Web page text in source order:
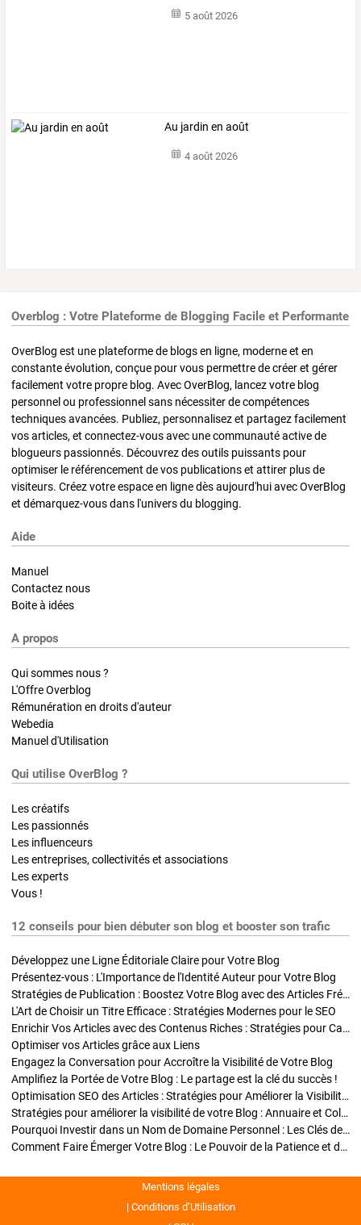
5 août 2026
Au jardin en août
4 août 2026
Overblog : Votre Plateforme de Blogging Facile et Performante
OverBlog est une plateforme de blogs en ligne, moderne et en
constante évolution, conçue pour vous permettre de créer et gérer
facilement votre propre blog. Avec OverBlog, lancez votre blog
personnel ou professionnel sans nécessiter de compétences
techniques avancées. Publiez, personnalisez et partagez facilement
vos articles, et connectez-vous avec une communauté active de
blogueurs passionnés. Découvrez des outils puissants pour
optimiser le référencement de vos publications et attirer plus de
visiteurs. Créez votre espace en ligne dès aujourd'hui avec OverBlog
et démarquez-vous dans l'univers du blogging.
Aide
Manuel
Contactez nous
Boite à idées
A propos
Qui sommes nous ?
L'Offre Overblog
Rémunération en droits d'auteur
Webedia
Manuel d'Utilisation
Qui utilise OverBlog ?
Les créatifs
Les passionnés
Les influenceurs
Les entreprises, collectivités et associations
Les experts
Vous !
12 conseils pour bien débuter son blog et booster son trafic
Développez une Ligne Éditoriale Claire pour Votre Blog
Présentez-vous : L'Importance de l'Identité Auteur pour Votre Blog
Stratégies de Publication : Boostez Votre Blog avec des Articles Fréquents et Exclusifs
L'Art de Choisir un Titre Efficace : Stratégies Modernes pour le SEO
Enrichir Vos Articles avec des Contenus Riches : Stratégies pour Captiver et Optimiser
Optimiser vos Articles grâce aux Liens
Engagez la Conversation pour Accroître la Visibilité de Votre Blog
Amplifiez la Portée de Votre Blog : Le partage est la clé du succès !
Optimisation SEO des Articles : Stratégies pour Améliorer la Visibilité de Votre Blog
Stratégies pour améliorer la visibilité de votre Blog : Annuaire et Collaborations
Pourquoi Investir dans un Nom de Domaine Personnel : Les Clés de la Réussite de Votre Blog
Comment Faire Émerger Votre Blog : Le Pouvoir de la Patience et de la Persévérance
Mentions légales
Conditions d’Utilisation